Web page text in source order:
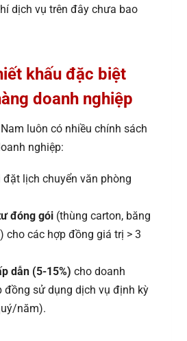
dịch vụ trên đây chưa bao
khấu đặc biệt
doanh nghiệp
luôn có nhiều chính sách
nghiệp:
đặt lịch chuyển văn phòng
đóng gói (thùng carton, băng
cho các hợp đồng giá trị > 3
dẫn (5-15%) cho doanh
đồng sử dụng dịch vụ định kỳ
năm).